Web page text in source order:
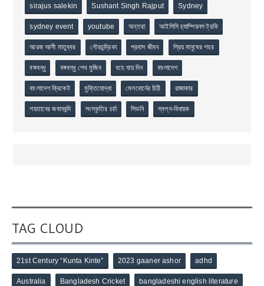
sirajus salekin Sushant Singh Rajput Sydney
sydney event youtube অন্তরা আইসিসি চ্যাম্পিয়নস ট্রফি
আরজ আলী মাতুব্বর গৌরচন্দ্রিকা প্রবাস জীবন প্রিয় মানুষের শহর
বঙ্গবন্ধু বঙ্গবন্ধু শেখ মুজিব বহে যায় দিন বাংলাদেশ
বাংলাদেশ ক্রিকেট মুক্তিযোদ্ধা মেলবোর্নের চিঠি রাজাকার
শয়তানের জবানবন্দি সংস্কৃতির চর্চা সিডনি স্বপ্ন-বিধায়ক
TAG CLOUD
21st Century “Kunta Kinte” 2023 gaaner ashor adhd
Australia Bangladesh Cricket bangladeshi english literature